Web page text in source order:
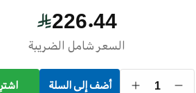
226.44
السعر شامل الضريبة
1 أضف إلى السلة